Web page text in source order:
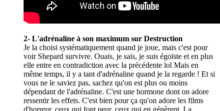
2- L'adrénaline à son maximum sur Destruction
Je la choisi systématiquement quand je joue, mais c'est pour
voir Shepard survivre. Ouais, je sais, je suis égoïste et en plus
elle entre en contradiction avec la précédente lol Mais en
même temps, il y a tant d'adrénaline quand je la regarde ! Et si
vous ne le saviez pas, sachez qu'on est plus ou moins
dépendant de l'adrénaline. C'est une hormone dont on adore
ressentir les effets. C'est bien pour ça qu'on adore les films